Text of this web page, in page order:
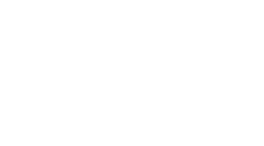
Vanuit mijn professie en
helpt slachtoffers uit een